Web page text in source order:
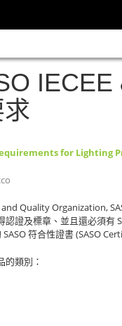
IECEE
for Lighting
Quality Organization,
認證及標章、並且還必須有
SASO 符合性證書 (SASO
的類別：